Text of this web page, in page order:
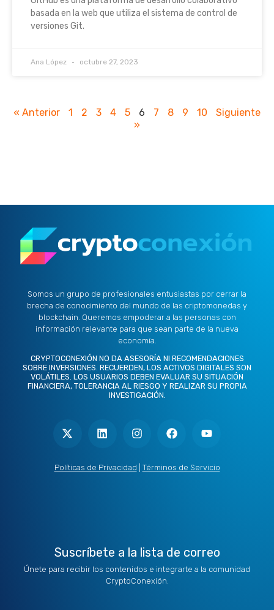
basada en la web que utiliza el sistema de control de
versiones Git.
Ana López octubre 27, 2023
« Anterior 1 2 3 4 5 6 7 8 9 10
Siguiente
»
Somos un grupo de profesionales entusiastas por cerrar la
brecha de conocimiento del mundo de las criptomonedas y
blockchain. Queremos empoderar a las personas con
información relevante para que sean parte de la nueva
economía.
CRYPTOCONEXIÓN NO DA ASESORÍA NI RECOMENDACIONES
SOBRE INVERSIONES. RECUERDEN, LOS ACTIVOS DIGITALES SON
VOLÁTILES. LOS USUARIOS DEBEN EVALUAR SU SITUACIÓN
FINANCIERA, TOLERANCIA AL RIESGO Y REALIZAR SU PROPIA
INVESTIGACIÓN.
t
t
n
d
s
g
c
o
u
b
Políticas de Privacidad Términos de Servicio
Suscríbete a la lista de correo
Únete para recibir los contenidos e integrarte a la comunidad
CryptoConexión.